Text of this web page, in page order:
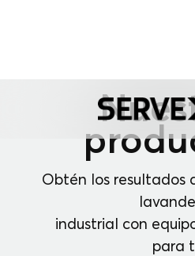
Obtén los resultados
industrial con
para